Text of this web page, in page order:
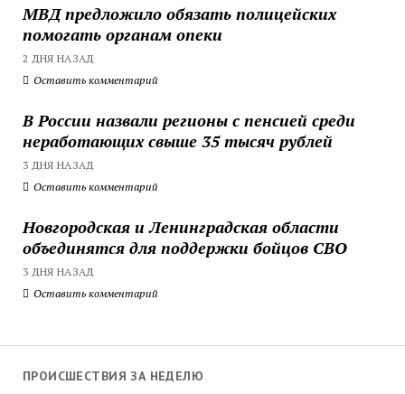
МВД предложило обязать полицейских
помогать органам опеки
2 ДНЯ НАЗАД
Оставить комментарий
В России назвали регионы с пенсией среди
неработающих свыше 35 тысяч рублей
3 ДНЯ НАЗАД
Оставить комментарий
Новгородская и Ленинградская области
объединятся для поддержки бойцов СВО
3 ДНЯ НАЗАД
Оставить комментарий
ПРОИСШЕСТВИЯ ЗА НЕДЕЛЮ